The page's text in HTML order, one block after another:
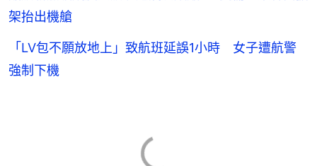
架抬出機艙
「LV包不願放地上」致航班延誤1小時 女子遭航警
強制下機